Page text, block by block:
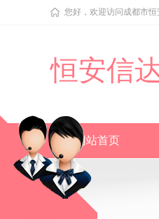
您好，欢迎访问成都市恒
恒安信
网站首页